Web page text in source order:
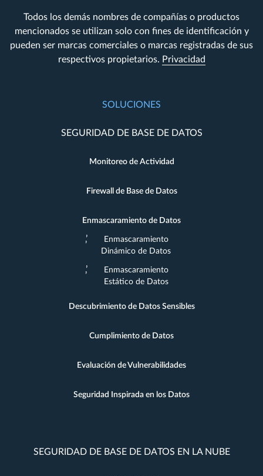
Todos los demás nombres de compañías o productos
mencionados se utilizan solo con fines de identificación y
pueden ser marcas comerciales o marcas registradas de sus
respectivos propietarios. Privacidad
SOLUCIONES
SEGURIDAD DE BASE DE DATOS
Monitoreo de Actividad
Firewall de Base de Datos
Enmascaramiento de Datos
Enmascaramiento
Dinámico de Datos
Enmascaramiento
Estático de Datos
Descubrimiento de Datos Sensibles
Cumplimiento de Datos
Evaluación de Vulnerabilidades
Seguridad Inspirada en los Datos
SEGURIDAD DE BASE DE DATOS EN LA NUBE